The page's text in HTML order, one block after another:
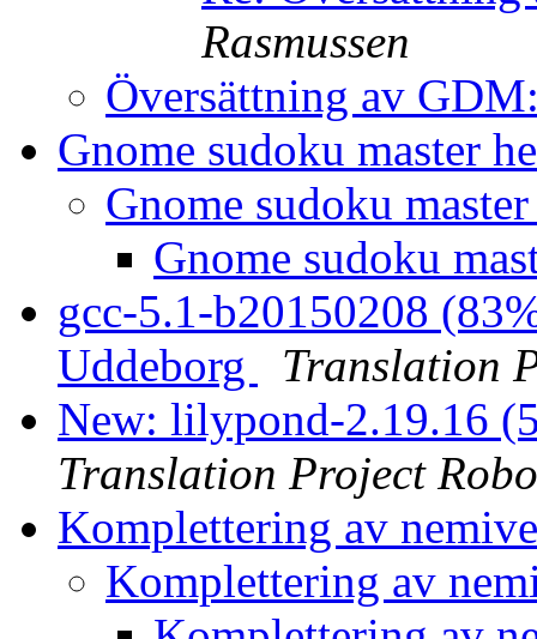
Rasmussen
Översättning av
Gnome sudoku master
Gnome sudoku
Gnome sudoku
gcc-5.1-b20150208
Uddeborg
Translation
New: lilypond-2.19.16
Translation Project
Komplettering av
Komplettering av